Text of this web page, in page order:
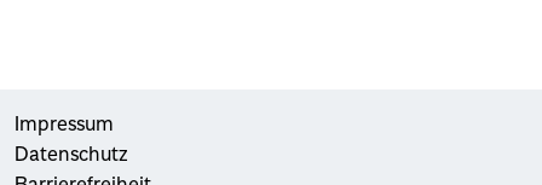
Impressum
Datenschutz